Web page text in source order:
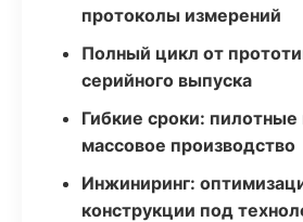
протоколы измерений
Полный цикл от
серийного выпуска
Гибкие сроки: пилотные
массовое производство
Инжиниринг:
конструкции под